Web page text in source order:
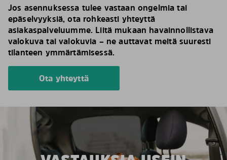
Jos asennuksessa tulee vastaan ongelmia tai
epäselvyyksiä, ota rohkeasti yhteyttä
asiakaspalveluumme. Liitä mukaan havainnollistava
valokuva tai valokuvia – ne auttavat meitä suuresti
tilanteen ymmärtämisessä.
Ota yhteyttä